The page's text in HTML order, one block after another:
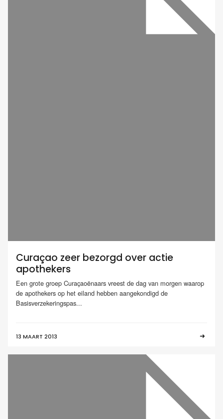
Curaçao zeer bezorgd over actie
apothekers
Een grote groep Curaçaoënaars vreest de dag van morgen waarop
de apothekers op het eiland hebben aangekondigd de
Basisverzekeringspas...
13 MAART 2013